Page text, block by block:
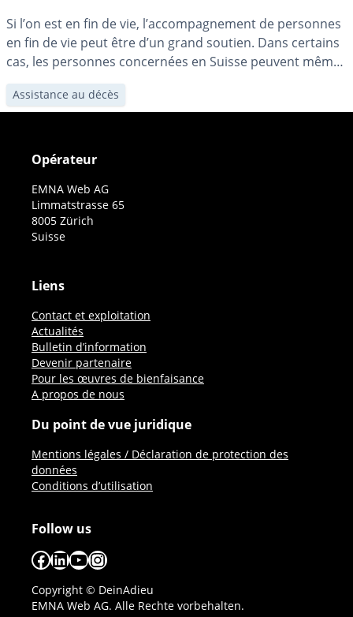
Si l’on est en fin de vie, l’accompagnement de personnes
en fin de vie peut être d’un grand soutien. Dans certains
cas, les personnes concernées en Suisse peuvent même
recourir à l’euthanasie passive ou à l’aide au suicide.
Assistance au décès
Opérateur
EMNA Web AG
Limmatstrasse 65
8005 Zürich
Suisse
Liens
Contact et exploitation
Actualités
Bulletin d’information
Devenir partenaire
Pour les œuvres de bienfaisance
A propos de nous
Du point de vue juridique
Mentions légales / Déclaration de protection des
données
Conditions d’utilisation
Follow us
Facebook
LinkedIn
YouTube
Instagram
Copyright © DeinAdieu
EMNA Web AG. Alle Rechte vorbehalten.